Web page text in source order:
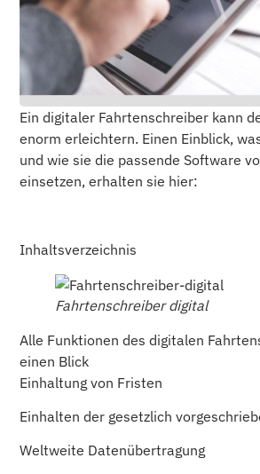
Ein digitaler Fahrtenschreiber kann
enorm erleichtern. Einen Einblick,
und wie sie die passende Software
einsetzen, erhalten sie hier:
Inhaltsverzeichnis
Fahrtenschreiber digital
Alle Funktionen des digitalen
einen Blick
Einhaltung von Fristen
Einhalten der gesetzlich
Weltweite Datenübertragung